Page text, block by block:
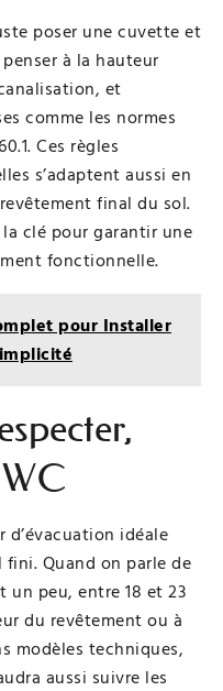
poser une cuvette et
à la hauteur
et
comme les normes
Ces règles
s’adaptent aussi en
final du sol.
clé pour garantir une
fonctionnelle.
pour Installer
d’évacuation idéale
Quand on parle de
un peu, entre 18 et 23
du revêtement ou à
modèles techniques,
aussi suivre les